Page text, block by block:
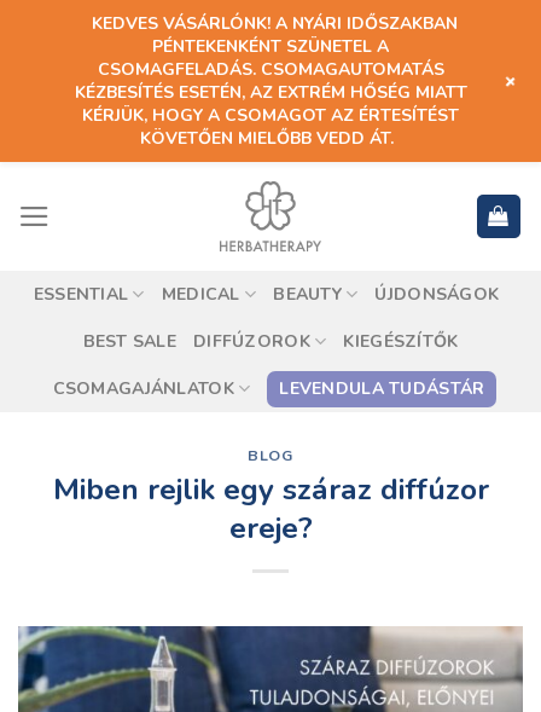
ESSENTIAL MEDICAL BEAUTY ÚJDONSÁGOK
BEST SALE DIFFÚZOROK KIEGÉSZÍTŐK
CSOMAGAJÁNLATOK LEVENDULA TUDÁSTÁR
BLOG
Miben rejlik egy száraz diffúzor
ereje?
KEDVES VÁSÁRLÓNK! A NYÁRI IDŐSZAKBAN
PÉNTEKENKÉNT SZÜNETEL A
CSOMAGFELADÁS. CSOMAGAUTOMATÁS
KÉZBESÍTÉS ESETÉN, AZ EXTRÉM HŐSÉG MIATT
KÉRJÜK, HOGY A CSOMAGOT AZ ÉRTESÍTÉST
KÖVETŐEN MIELŐBB VEDD ÁT.
+